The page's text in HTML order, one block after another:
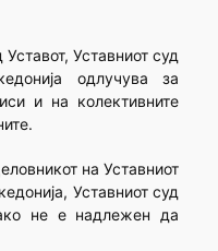
Уставниот суд
одлучува за
и на колективните
на Уставниот
Уставниот суд
ако не е надлежен да